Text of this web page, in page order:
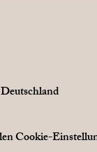
Cookie-